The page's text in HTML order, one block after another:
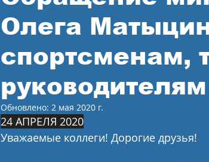
Олега
спортсменам,
Обновлено: 2 мая 2020 г.
24 АПРЕЛЯ 2020
Уважаемые коллеги! Дорогие друзья!